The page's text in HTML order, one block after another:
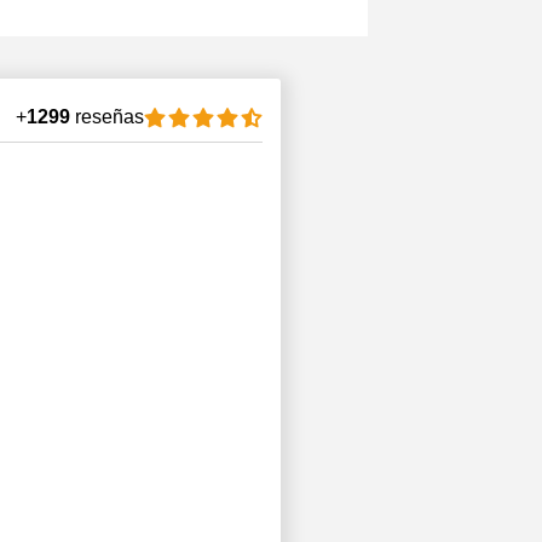
+1299 reseñas